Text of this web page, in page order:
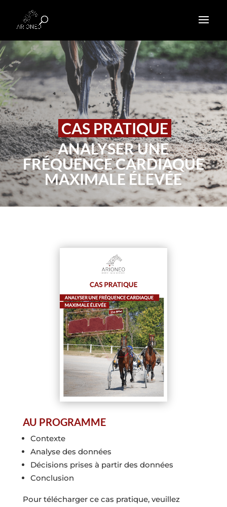
CAS PRATIQUE
ANALYSER UNE
FRÉQUENCE CARDIAQUE
MAXIMALE ÉLEVÉE
AU PROGRAMME
Contexte
Analyse des données
Décisions prises à partir des données
Conclusion
Pour télécharger ce cas pratique, veuillez